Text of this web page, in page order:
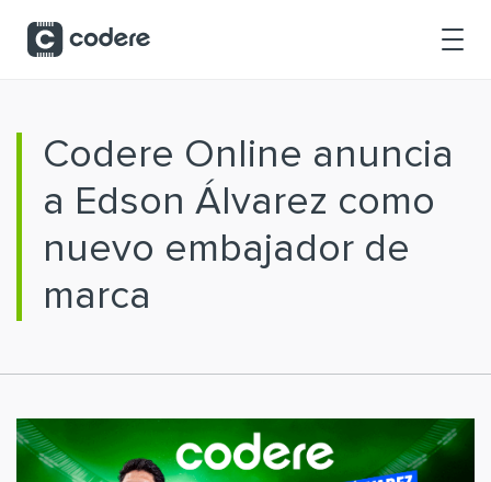
Codere Online anuncia
a Edson Álvarez como
nuevo embajador de
marca